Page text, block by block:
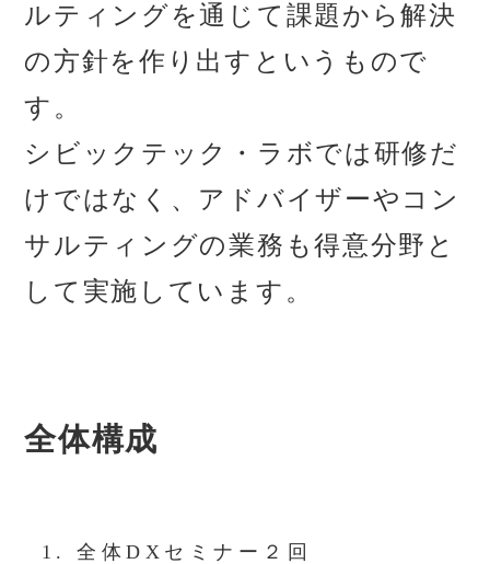
ルティングを通じて課題から解決
の方針を作り出すというもので
す。
シビックテック・ラボでは研修だ
けではなく、アドバイザーやコン
サルティングの業務も得意分野と
して実施しています。
全体構成
全体DXセミナー２回